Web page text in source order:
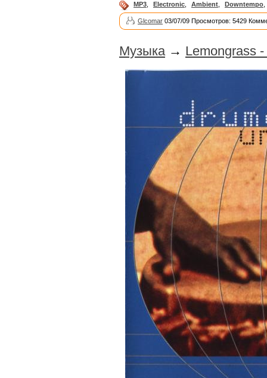
MP3, Electronic, Ambient, Downtempo,
Glcomar 03/07/09 Просмотров: 5429
Музыка → Lemongrass